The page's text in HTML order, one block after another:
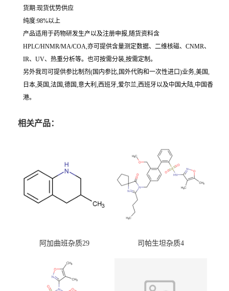
货期:现货优势供应
纯度:98%以上
产品适用于药物研发生产以及注册申报,随货资料含
HPLC/HNMR/MA/COA,亦可提供含量测定数据、二维核磁、CNMR、
IR、UV、热重分析等。也可按需分装,按需定制。
另外我司可提供参比制剂(国内参比,国外代购和一次性进口)业务,美国,
日本,英国,法国,德国,意大利,西班牙,爱尔兰,西班牙以及中国大陆,中国香
港。
相关产品：
阿加曲班杂质29 司帕生坦杂质4